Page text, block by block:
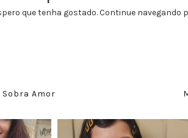
que tenha gostado. Continue navegando
Amor